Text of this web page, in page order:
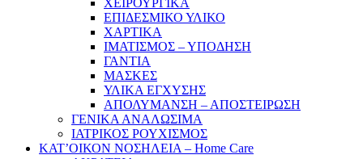
ΕΠΙΔΕΣΜΙΚΟ ΥΛΙΚΟ
ΧΑΡΤΙΚΑ
ΙΜΑΤΙΣΜΟΣ – ΥΠΟΔΗΣΗ
ΓΑΝΤΙΑ
ΜΑΣΚΕΣ
ΥΛΙΚΑ ΕΓΧΥΣΗΣ
ΑΠΟΛΥΜΑΝΣΗ – ΑΠΟΣΤΕΙΡΩΣΗ
ΓΕΝΙΚΑ ΑΝΑΛΩΣΙΜΑ
ΙΑΤΡΙΚΟΣ ΡΟΥΧΙΣΜΟΣ
ΚΑΤ’ΟΙΚΟΝ ΝΟΣΗΛΕΙΑ – Home Care